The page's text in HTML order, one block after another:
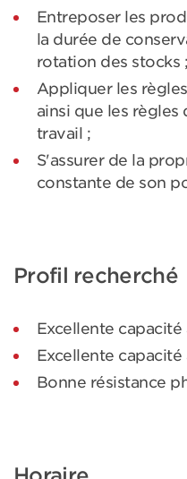
Entreposer les
la durée de
rotation des stocks ;
Appliquer les
ainsi que les règles
travail ;
S'assurer de la
constante de son
Profil recherché
Excellente
Excellente
Bonne résistance